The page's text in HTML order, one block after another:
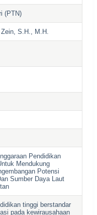
(PTN)
S.H., M.H.
Pendidikan
Mendukung
Potensi
Sumber Daya Laut
tinggi berstandar
pada kewirausahaan